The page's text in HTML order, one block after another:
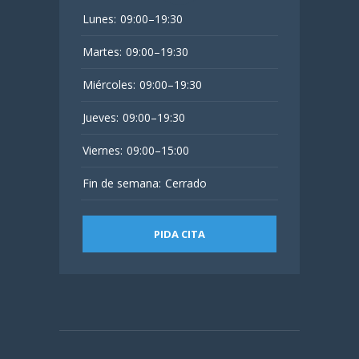
Lunes: 09:00–19:30
Martes: 09:00–19:30
Miércoles: 09:00–19:30
Jueves: 09:00–19:30
Viernes: 09:00–15:00
Fin de semana: Cerrado
PIDA CITA